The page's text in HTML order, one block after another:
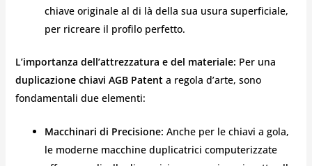
chiave originale al di là della sua usura superficiale,
per ricreare il profilo perfetto.
L’importanza dell’attrezzatura e del materiale: Per una
duplicazione chiavi AGB Patenta regola d’arte, sono
fondamentali due elementi:
Macchinari di Precisione: Anche per le chiavi a gola,
le moderne macchine duplicatrici computerizzate